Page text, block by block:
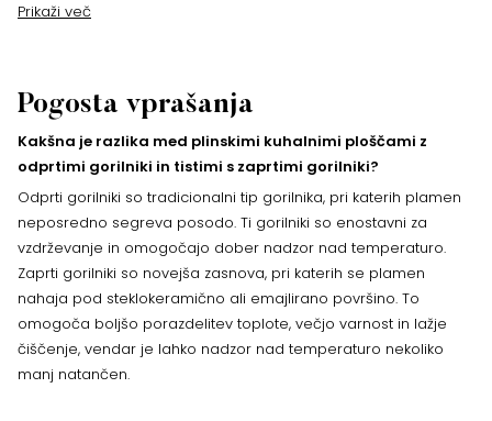
Prikaži več
Pogosta vprašanja
Kakšna je razlika med plinskimi kuhalnimi ploščami z
odprtimi gorilniki in tistimi s zaprtimi gorilniki?
Odprti gorilniki so tradicionalni tip gorilnika, pri katerih plamen
neposredno segreva posodo. Ti gorilniki so enostavni za
vzdrževanje in omogočajo dober nadzor nad temperaturo.
Zaprti gorilniki so novejša zasnova, pri katerih se plamen
nahaja pod steklokeramično ali emajlirano površino. To
omogoča boljšo porazdelitev toplote, večjo varnost in lažje
čiščenje, vendar je lahko nadzor nad temperaturo nekoliko
manj natančen.